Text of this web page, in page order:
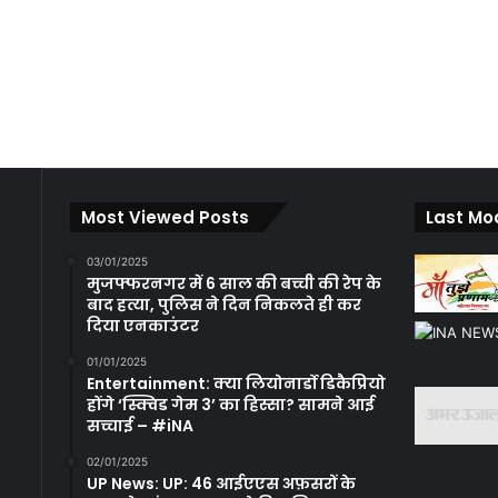
Most Viewed Posts
03/01/2025
मुजफ्फरनगर में 6 साल की बच्ची की रेप के
बाद हत्या, पुलिस ने दिन निकलते ही कर
दिया एनकाउंटर
01/01/2025
Entertainment: क्या लियोनार्डो डिकैप्रियो
होंगे ‘स्क्विड गेम 3’ का हिस्सा? सामने आई
सच्चाई – #iNA
02/01/2025
UP News: UP: 46 आईएएस अफ़सरों के
Last